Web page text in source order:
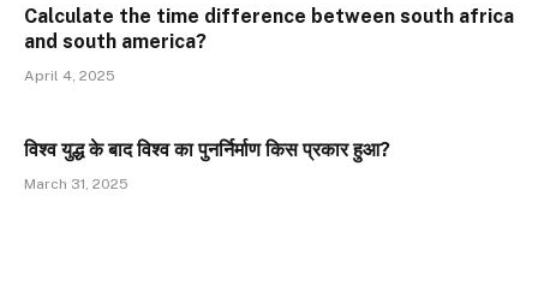
Calculate the time difference between south africa
and south america?
April 4, 2025
विश्व युद्ध के बाद विश्व का पुनर्निर्माण किस प्रकार हुआ?
March 31, 2025